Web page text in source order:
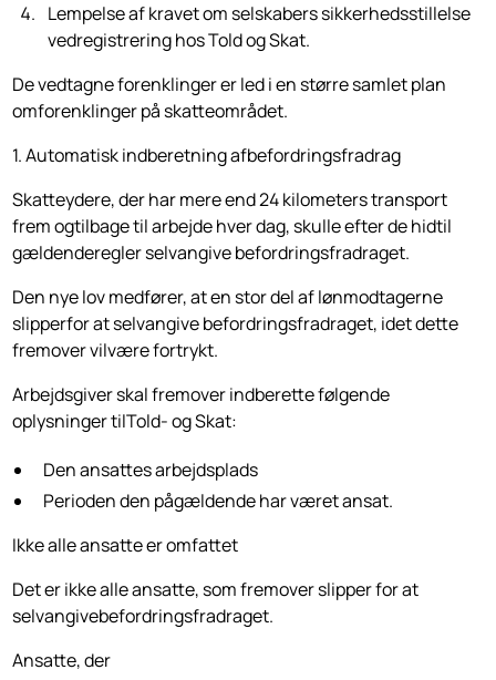
Lempelse af kravet om selskabers sikkerhedsstillelse
vedregistrering hos Told og Skat.
De vedtagne forenklinger er led i en større samlet plan
omforenklinger på skatteområdet.
1. Automatisk indberetning afbefordringsfradrag
Skatteydere, der har mere end 24 kilometers transport
frem ogtilbage til arbejde hver dag, skulle efter de hidtil
gældenderegler selvangive befordringsfradraget.
Den nye lov medfører, at en stor del af lønmodtagerne
slipperfor at selvangive befordringsfradraget, idet dette
fremover vilvære fortrykt.
Arbejdsgiver skal fremover indberette følgende
oplysninger tilTold- og Skat:
Den ansattes arbejdsplads
Perioden den pågældende har været ansat.
Ikke alle ansatte er omfattet
Det er ikke alle ansatte, som fremover slipper for at
selvangivebefordrings­fradraget.
Ansatte, der